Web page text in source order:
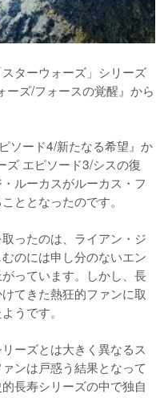
ターウォーズ」シリーズ
ズ/フォースの覚醒』から
ソード4/新たなる希望』か
ズ エピソード3/シスの復
ルーカスがルーカス・フ
ととなったのです。
ったのは、ライアン・ジ
のには申し分のないエン
っています。しかし、長
てきた熱狂的ファンに取
うです。
ーズとは大きく異なるス
ンは戸惑う結果となって
長寿シリーズの中で独自